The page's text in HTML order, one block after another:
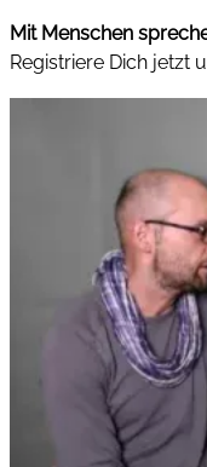
Mit Menschen
Registriere Dich jetzt